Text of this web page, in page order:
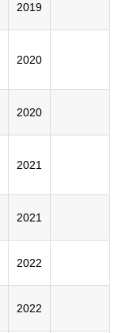
2019
2020
2020
2021
2021
2022
2022